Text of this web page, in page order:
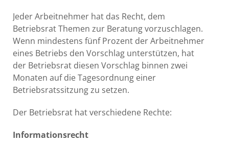
Jeder Arbeitnehmer hat das Recht, dem
Betriebsrat Themen zur Beratung vorzuschlagen.
Wenn mindestens fünf Prozent der Arbeitnehmer
eines Betriebs den Vorschlag unterstützen, hat
der Betriebsrat diesen Vorschlag binnen zwei
Monaten auf die Tagesordnung einer
Betriebsratssitzung zu setzen.
Der Betriebsrat hat verschiedene Rechte:
Informationsrecht